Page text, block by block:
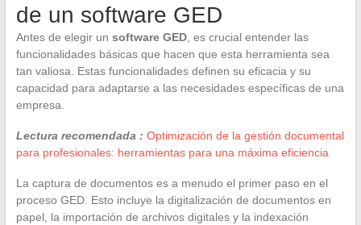
de un software GED
Antes de elegir un software GED, es crucial entender las
funcionalidades básicas que hacen que esta herramienta sea
tan valiosa. Estas funcionalidades definen su eficacia y su
capacidad para adaptarse a las necesidades específicas de una
empresa.
Lectura recomendada : Optimización de la gestión documental
para profesionales: herramientas para una máxima eficiencia
La captura de documentos es a menudo el primer paso en el
proceso GED. Esto incluye la digitalización de documentos en
papel, la importación de archivos digitales y la indexación